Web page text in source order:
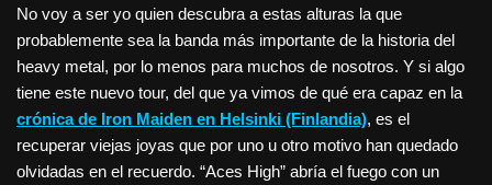
No voy a ser yo quien descubra a estas alturas la que
probablemente sea la banda más importante de la historia del
heavy metal, por lo menos para muchos de nosotros. Y si algo
tiene este nuevo tour, del que ya vimos de qué era capaz en la
crónica de Iron Maiden en Helsinki (Finlandia), es el
recuperar viejas joyas que por uno u otro motivo han quedado
olvidadas en el recuerdo. “Aces High” abría el fuego con un